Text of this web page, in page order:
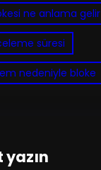
ne anlama gelir
süresi
nedeniyle bloke
yazın